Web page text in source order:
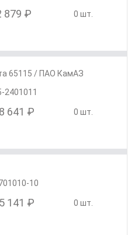
879 ₽ 0 шт.
65115 / ПАО КамАЗ
2401011
641 ₽ 0 шт.
10
141 ₽ 0 шт.